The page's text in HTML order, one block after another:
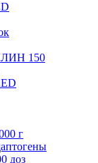
150
г
доз